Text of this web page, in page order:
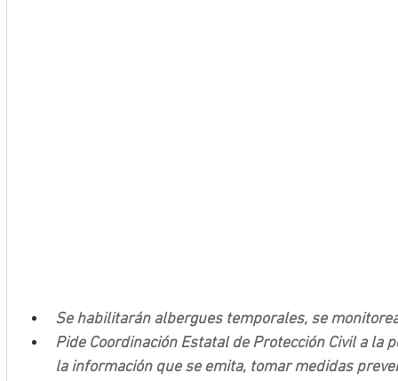
Se habilitarán albergues temporales, se
Pide Coordinación Estatal de Protección Civil a la
la información que se emita, tomar medidas